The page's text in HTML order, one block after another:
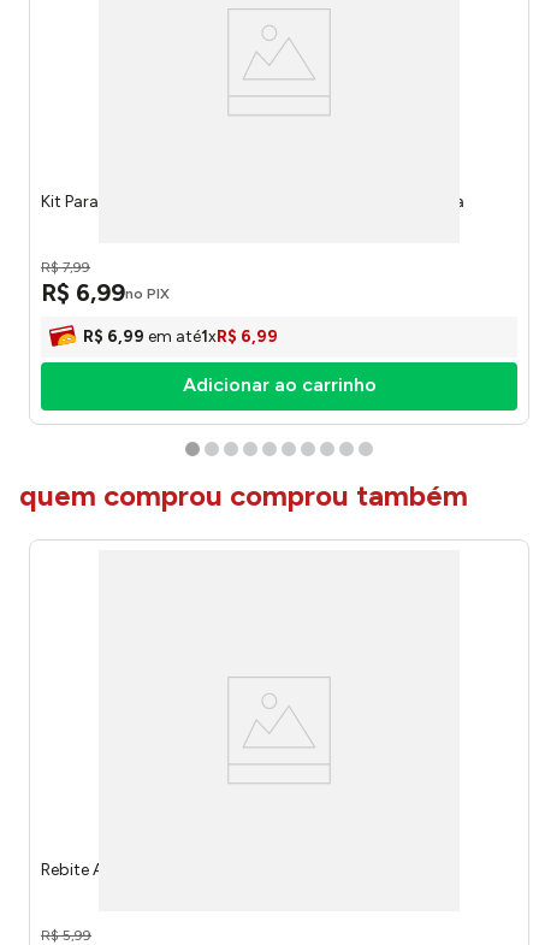
Kit Parafusos Para Suporte de Tv 8x45mm - Brasforma
R$ 7,99
R$ 6,99no PIX
R$ 6,99 em até1xR$ 6,99
Adicionar ao carrinho
quem comprou comprou também
Rebite Alumínio 310 10 Unidades 7715 - Brasfort
R$ 5,99